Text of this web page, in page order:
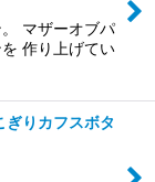
マザーオブパ
作り上げてい
ぎりカフスボタ